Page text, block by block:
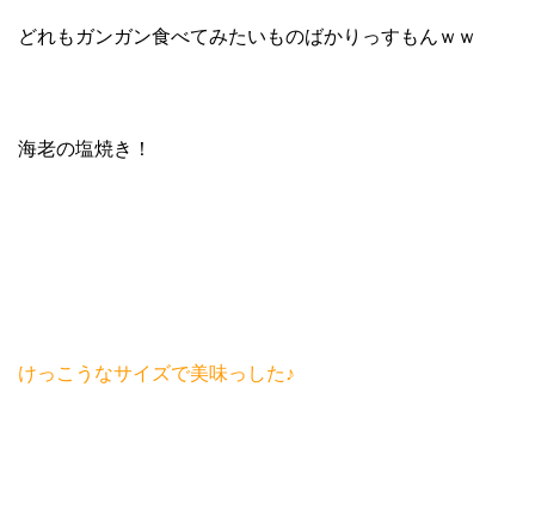
どれもガンガン食べてみたいものばかりっすもんｗｗ
海老の塩焼き！
けっこうなサイズで美味っした♪